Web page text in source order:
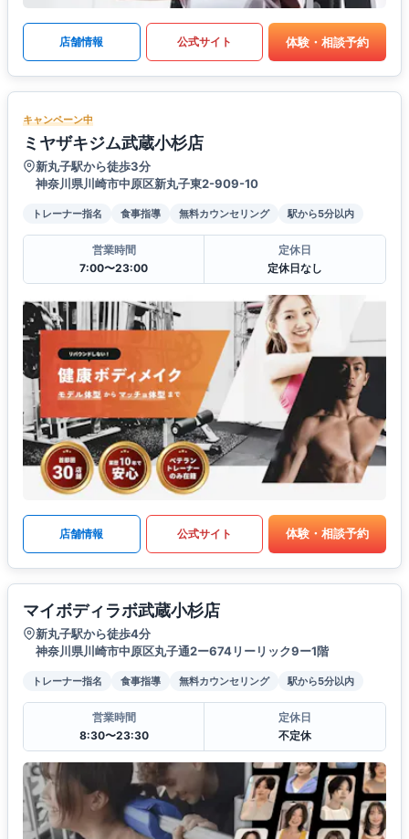
店舗情報 公式サイト 体験・相談予約
キャンペーン中
ミヤザキジム武蔵小杉店
新丸子駅から徒歩3分
神奈川県川崎市中原区新丸子東2-909-10
トレーナー指名 食事指導 無料カウンセリング 駅から5分以内
営業時間
7:00〜23:00
定休日
定休日なし
店舗情報 公式サイト 体験・相談予約
マイボディラボ武蔵小杉店
新丸子駅から徒歩4分
神奈川県川崎市中原区丸子通2ー674リーリック9ー1階
トレーナー指名 食事指導 無料カウンセリング 駅から5分以内
営業時間
8:30〜23:30
定休日
不定休